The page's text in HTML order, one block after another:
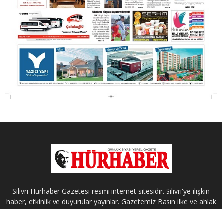
Silivri Hürhaber Gazetesi resmi internet sitesidir. Silivri'ye ilişkin
haber, etkinlik ve duyurular yayınlar. Gazetemiz Basın ilke ve ahlak